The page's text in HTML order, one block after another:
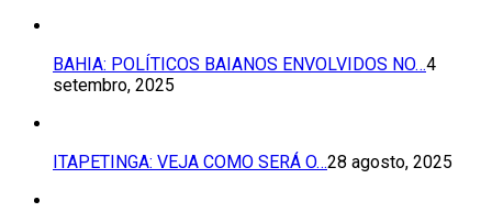
BAHIA: POLÍTICOS BAIANOS ENVOLVIDOS NO…4
setembro, 2025
ITAPETINGA: VEJA COMO SERÁ O…28 agosto, 2025